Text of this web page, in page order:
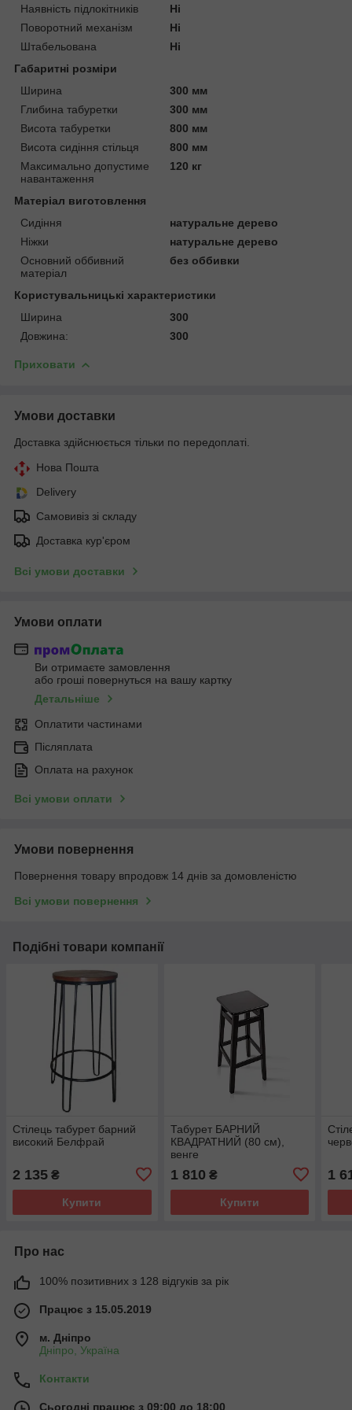
Наявність підлокітників
Ні
Поворотний механізм
Ні
Штабельована
Ні
Габаритні розміри
Ширина
300 мм
Глибина табуретки
300 мм
Висота табуретки
800 мм
Висота сидіння стільця
800 мм
Максимально допустиме
навантаження
120 кг
Матеріал виготовлення
Сидіння
натуральне дерево
Ніжки
натуральне дерево
Основний оббивний
матеріал
без оббивки
Користувальницькі характеристики
Ширина
300
Довжина:
300
Приховати
Умови доставки
Доставка здійснюється тільки по передоплаті.
Нова Пошта
Delivery
Самовивіз зі складу
Доставка кур'єром
Всі умови доставки
Умови оплати
Ви отримаєте замовлення
або гроші повернуться на вашу картку
Детальніше
Оплатити частинами
Післяплата
Оплата на рахунок
Всі умови оплати
Умови повернення
Повернення товару впродовж 14 днів за домовленістю
Всі умови повернення
Подібні товари компанії
Стілець табурет барний
високий Белфрай
2 135 ₴
Купити
Табурет БАРНИЙ
КВАДРАТНИЙ (80 см),
венге
1 810 ₴
Купити
1
Про нас
100% позитивних з 128 відгуків за рік
Працює з 15.05.2019
м. Дніпро
Дніпро, Україна
Контакти
Сьогодні працює з 09:00 до 18:00